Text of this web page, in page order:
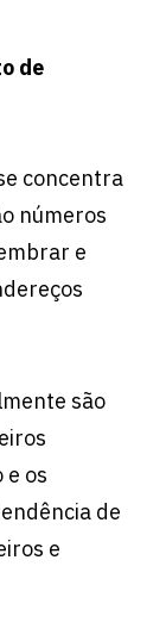
de
concentra
números
e
são
os
de
e